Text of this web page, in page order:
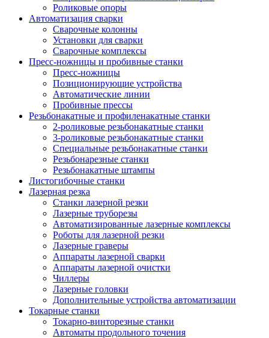
Роликовые опоры
Автоматизация сварки
Сварочные колонны
Установки для сварки
Сварочные комплексы
Пресс-ножницы и пробивные станки
Пресс-ножницы
Позиционирующие устройства
Автоматические линии
Пробивные прессы
Резьбонакатные и профиленакатные станки
2-роликовые резьбонакатные станки
3-роликовые резьбонакатные станки
Специальные резьбонакатные станки
Резьбонарезные станки
Резьбонакатные штампы
Листогибочные станки
Лазерная резка
Станки лазерной резки
Лазерные труборезы
Автоматизированные лазерные комплексы
Роботы для лазерной резки
Лазерные граверы
Аппараты лазерной сварки
Аппараты лазерной очистки
Чиллеры
Лазерные головки
Дополнительные устройства автоматизации
Токарные станки
Токарно-винторезные станки
Автоматы продольного точения